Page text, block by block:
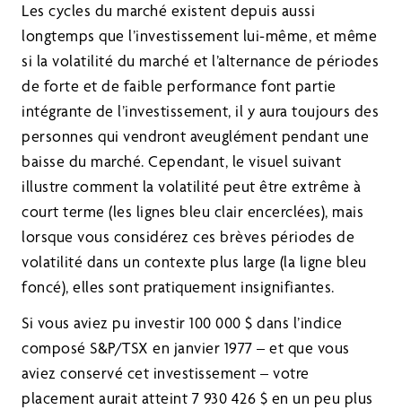
Les cycles du marché existent depuis aussi
longtemps que l’investissement lui-même, et même
si la volatilité du marché et l’alternance de périodes
de forte et de faible performance font partie
intégrante de l’investissement, il y aura toujours des
personnes qui vendront aveuglément pendant une
baisse du marché. Cependant, le visuel suivant
illustre comment la volatilité peut être extrême à
court terme (les lignes bleu clair encerclées), mais
lorsque vous considérez ces brèves périodes de
volatilité dans un contexte plus large (la ligne bleu
foncé), elles sont pratiquement insignifiantes.
Si vous aviez pu investir 100 000 $ dans l’indice
composé S&P/TSX en janvier 1977 – et que vous
aviez conservé cet investissement – votre
placement aurait atteint 7 930 426 $ en un peu plus